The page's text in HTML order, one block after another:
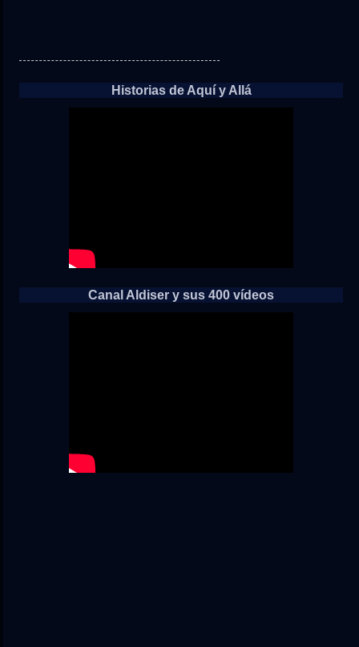
Historias de Aquí y Allá
Canal Aldiser y sus 400 vídeos